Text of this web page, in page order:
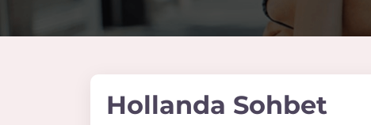
Hollanda Sohbet